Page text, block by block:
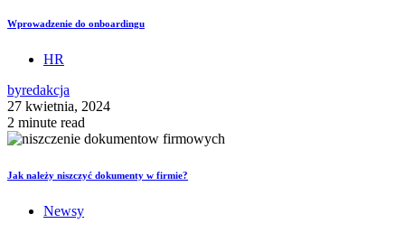
Wprowadzenie do onboardingu
HR
byredakcja
27 kwietnia, 2024
2 minute read
Jak należy niszczyć dokumenty w firmie?
Newsy